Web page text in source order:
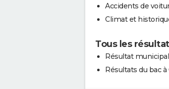
Accidents de
Climat et
Tous les
Résultat
Résultats du bac à